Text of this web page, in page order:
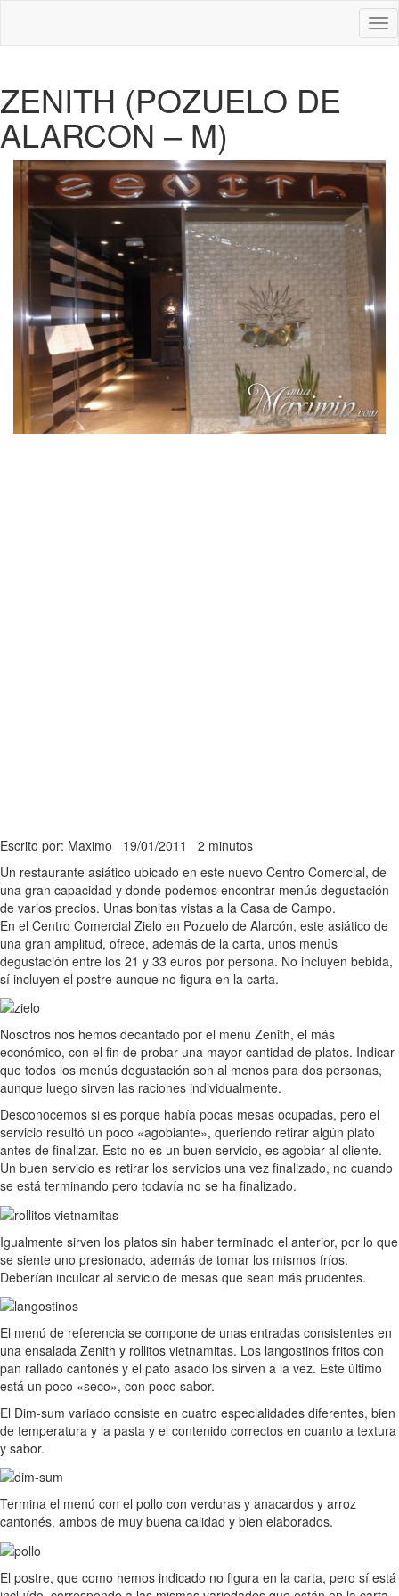
ZENITH (POZUELO DE
ALARCON – M)
Escrito por: Maximo 19/01/2011 2 minutos
Un restaurante asiático ubicado en este nuevo Centro Comercial, de
una gran capacidad y donde podemos encontrar menús degustación
de varios precios. Unas bonitas vistas a la Casa de Campo.
En el Centro Comercial Zielo en Pozuelo de Alarcón, este asiático de
una gran amplitud, ofrece, además de la carta, unos menús
degustación entre los 21 y 33 euros por persona. No incluyen bebida,
sí incluyen el postre aunque no figura en la carta.
Nosotros nos hemos decantado por el menú Zenith, el más
económico, con el fin de probar una mayor cantidad de platos. Indicar
que todos los menús degustación son al menos para dos personas,
aunque luego sirven las raciones individualmente.
Desconocemos si es porque había pocas mesas ocupadas, pero el
servicio resultó un poco «agobiante», queriendo retirar algún plato
antes de finalizar. Esto no es un buen servicio, es agobiar al cliente.
Un buen servicio es retirar los servicios una vez finalizado, no cuando
se está terminando pero todavía no se ha finalizado.
Igualmente sirven los platos sin haber terminado el anterior, por lo que
se siente uno presionado, además de tomar los mismos fríos.
Deberían inculcar al servicio de mesas que sean más prudentes.
El menú de referencia se compone de unas entradas consistentes en
una ensalada Zenith y rollitos vietnamitas. Los langostinos fritos con
pan rallado cantonés y el pato asado los sirven a la vez. Este último
está un poco «seco», con poco sabor.
El Dim-sum variado consiste en cuatro especialidades diferentes, bien
de temperatura y la pasta y el contenido correctos en cuanto a textura
y sabor.
Termina el menú con el pollo con verduras y anacardos y arroz
cantonés, ambos de muy buena calidad y bien elaborados.
El postre, que como hemos indicado no figura en la carta, pero sí está